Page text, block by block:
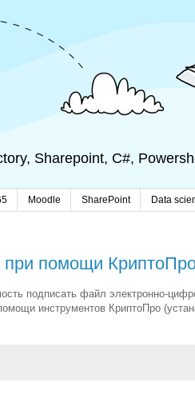
Sharepoint, C#,
Moodle SharePoint Data
при помощи
подписать файл электронно-
инструментов КриптоПро